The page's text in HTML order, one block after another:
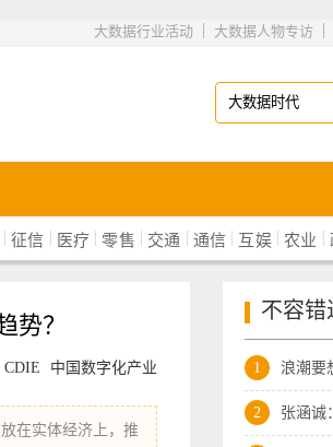
|
大数据人物专访
|
大数据行业活动
|征信 | 医疗 | 零售 | 交通 | 通信 | 互娱 | 农业 |
势？
CDIE 中国数字化产业
在实体经济上，推
不容错
1 浪潮要
2 张涵诚